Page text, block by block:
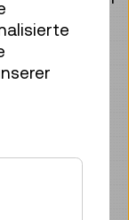
Ergebnis
lernen
der
die
sie zu
0